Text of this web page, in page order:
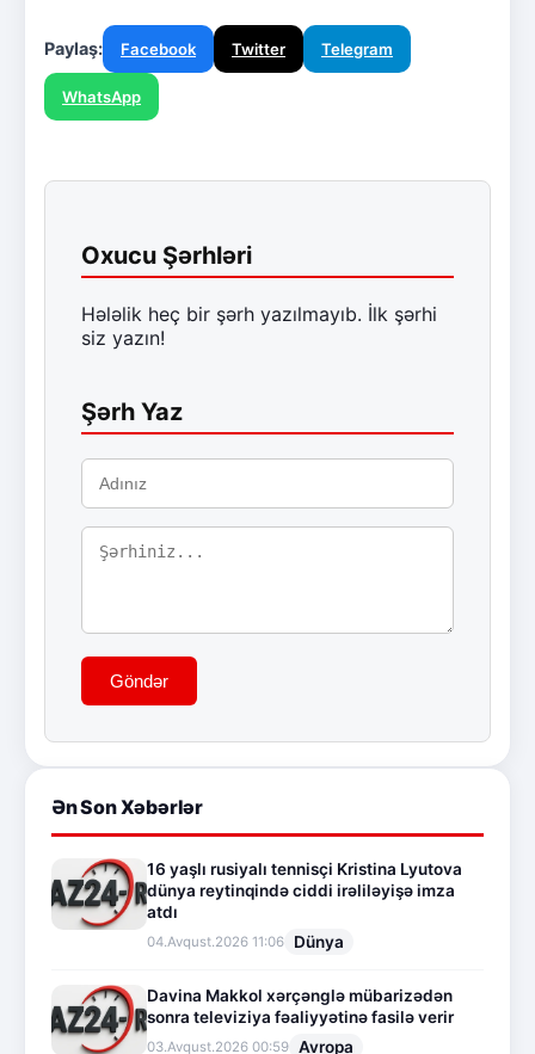
Paylaş: Facebook Twitter Telegram
WhatsApp
Oxucu Şərhləri
Hələlik heç bir şərh yazılmayıb. İlk şərhi
siz yazın!
Şərh Yaz
Göndər
Ən Son Xəbərlər
16 yaşlı rusiyalı tennisçi Kristina Lyutova
dünya reytinqində ciddi irəliləyişə imza
atdı
04.Avqust.2026 11:06 Dünya
Davina Makkol xərçənglə mübarizədən
sonra televiziya fəaliyyətinə fasilə verir
03.Avqust.2026 00:59 Avropa